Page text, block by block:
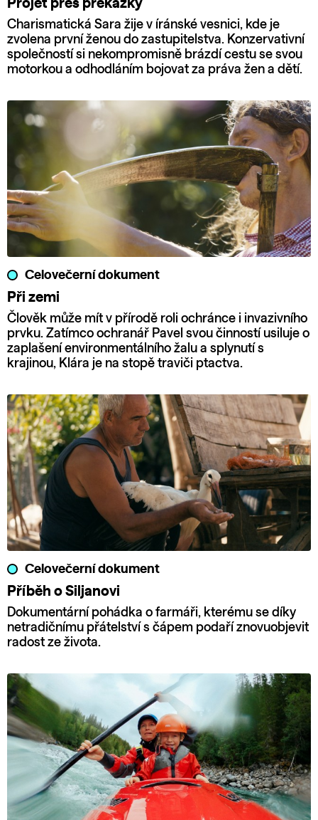
Projet přes překážky
Charismatická Sara žije v íránské vesnici, kde je
zvolena první ženou do zastupitelstva. Konzervativní
společností si nekompromisně brázdí cestu se svou
motorkou a odhodláním bojovat za práva žen a dětí.
Celovečerní dokument
Při zemi
Člověk může mít v přírodě roli ochránce i invazivního
prvku. Zatímco ochranář Pavel svou činností usiluje o
zaplašení environmentálního žalu a splynutí s
krajinou, Klára je na stopě traviči ptactva.
Celovečerní dokument
Příběh o Siljanovi
Dokumentární pohádka o farmáři, kterému se díky
netradičnímu přátelství s čápem podaří znovuobjevit
radost ze života.